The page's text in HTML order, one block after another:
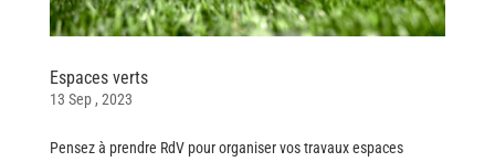
Espaces verts
13 Sep , 2023
Pensez à prendre RdV pour organiser vos travaux espaces